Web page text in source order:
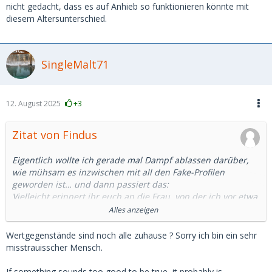
nicht gedacht, dass es auf Anhieb so funktionieren könnte mit
diesem Altersunterschied.
SingleMalt71
12. August 2025 +3
Zitat von Findus
Eigentlich wollte ich gerade mal Dampf ablassen darüber,
wie mühsam es inzwischen mit all den Fake-Profilen
geworden ist… und dann passiert das:
Vielleicht erinnert ihr euch an die Frau, von der ich vor etwa
zwei Wochen erzählt habe – diejenige, die unser erstes Date
abgesagt hat, weil ihre Brieftasche gestohlen wurde. Das
zweite Treffen fiel ebenfalls ins Wasser, da ein Verwandter
von ihr gestorben war. Und gestern sollte endlich der dritte
Kurz vor dem Treffen schrieb sie mir, dass sie sich etwas
Alles anzeigen
Wertgegenstände sind noch alle zuhause ? Sorry ich bin ein sehr
misstrauisscher Mensch.